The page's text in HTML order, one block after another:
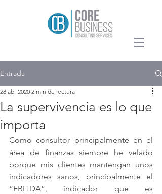
Entrada
La supervivencia es lo que
importa
28 abr 2020 2 min de lectura
Como consultor principalmente en el
área de finanzas siempre he velado
porque mis clientes mantengan unos
indicadores sanos, principalmente el
“EBITDA”, indicador que es